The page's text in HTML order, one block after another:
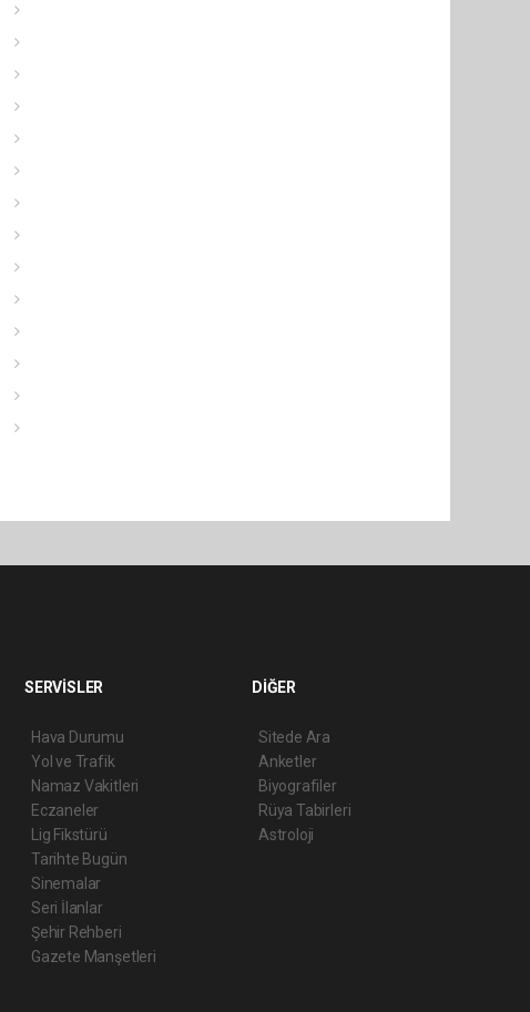
SERVİSLER
Hava Durumu
Yol ve Trafik
Namaz Vakitleri
Eczaneler
Lig Fikstürü
Tarihte Bugün
Sinemalar
Seri İlanlar
Şehir Rehberi
Gazete Manşetleri
DİĞER
Sitede Ara
Anketler
Biyografiler
Rüya Tabirleri
Astroloji